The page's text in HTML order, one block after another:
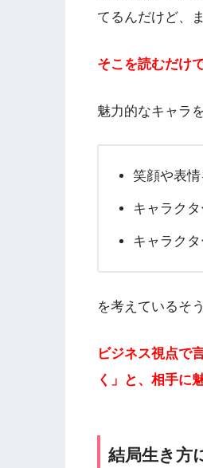
てるんだけど、
そこを読むだけ
魅力的なキャラ
笑顔や表
キャラク
キャラク
を考えているそ
ビジネス視点で
く」と、相手に
結局生き方